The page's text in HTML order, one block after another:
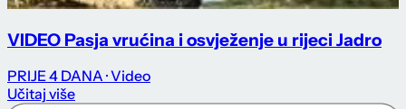
VIDEO Pasja vrućina i osvježenje u rijeci Jadro
PRIJE 4 DANA · Video
Učitaj više